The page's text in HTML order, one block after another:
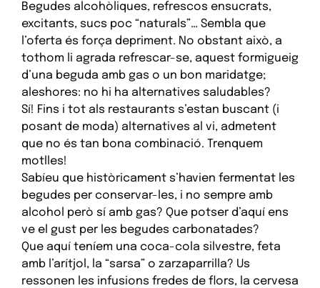
Begudes alcohòliques, refrescos ensucrats,
excitants, sucs poc “naturals”… Sembla que
l’oferta és força depriment. No obstant això, a
tothom li agrada refrescar-se, aquest formigueig
d’una beguda amb gas o un bon maridatge;
aleshores: no hi ha alternatives saludables?
Sí! Fins i tot als restaurants s’estan buscant (i
posant de moda) alternatives al vi, admetent
que no és tan bona combinació. Trenquem
motlles!
Sabíeu que històricament s’havien fermentat les
begudes per conservar-les, i no sempre amb
alcohol però sí amb gas? Que potser d’aquí ens
ve el gust per les begudes carbonatades?
Que aquí teníem una coca-cola silvestre, feta
amb l’arítjol, la “sarsa” o zarzaparrilla? Us
ressonen les infusions fredes de flors, la cervesa